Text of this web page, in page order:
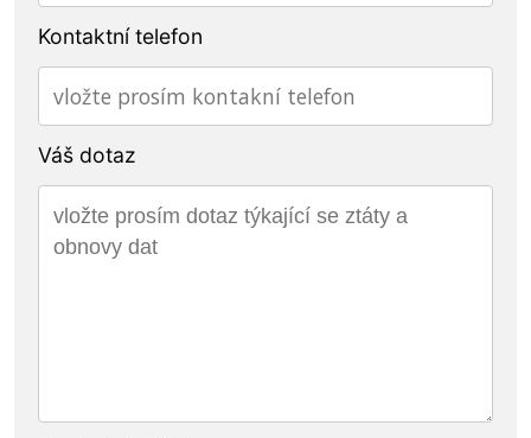
Kontaktní telefon
Váš dotaz